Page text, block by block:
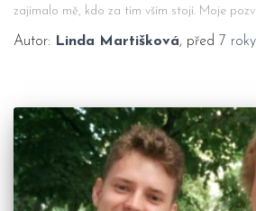
zajímalo mě, kdo za tím vším stojí. Moje
Autor: Linda Martišková, před 7 roky